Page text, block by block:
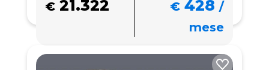
€ 21.322 € 428 /
mese